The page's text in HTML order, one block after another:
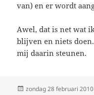
van) en er wordt
Awel, dat is net wat
blijven en niets doen.
mij daarin steunen.
Geplaatst
zondag 28 februari 2010